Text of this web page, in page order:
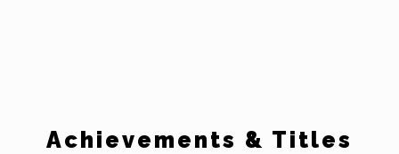
Achievements & Titles